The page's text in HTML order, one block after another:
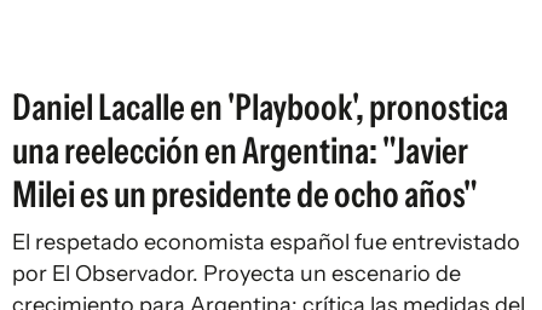
Daniel Lacalle en 'Playbook', pronostica
una reelección en Argentina: "Javier
Milei es un presidente de ocho años"
El respetado economista español fue entrevistado
por El Observador. Proyecta un escenario de